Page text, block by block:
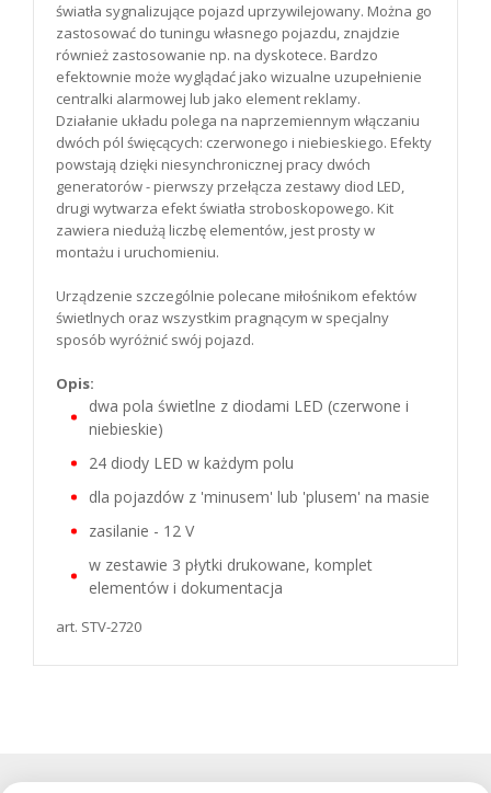
światła sygnalizujące pojazd uprzywilejowany. Można go
zastosować do tuningu własnego pojazdu, znajdzie
również zastosowanie np. na dyskotece. Bardzo
efektownie może wyglądać jako wizualne uzupełnienie
centralki alarmowej lub jako element reklamy.
Działanie układu polega na naprzemiennym włączaniu
dwóch pól święcących: czerwonego i niebieskiego. Efekty
powstają dzięki niesynchronicznej pracy dwóch
generatorów - pierwszy przełącza zestawy diod LED,
drugi wytwarza efekt światła stroboskopowego. Kit
zawiera niedużą liczbę elementów, jest prosty w
montażu i uruchomieniu.
Urządzenie szczególnie polecane miłośnikom efektów
świetlnych oraz wszystkim pragnącym w specjalny
sposób wyróżnić swój pojazd.
Opis:
dwa pola świetlne z diodami LED (czerwone i
niebieskie)
24 diody LED w każdym polu
dla pojazdów z 'minusem' lub 'plusem' na masie
zasilanie - 12 V
w zestawie 3 płytki drukowane, komplet
elementów i dokumentacja
art. STV-2720